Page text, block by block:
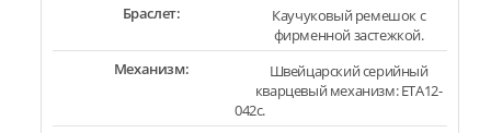
Браслет:
Каучуковый ремешок с
фирменной застежкой.
Механизм:
Швейцарский серийный
кварцевый механизм: ETA12-
042c.